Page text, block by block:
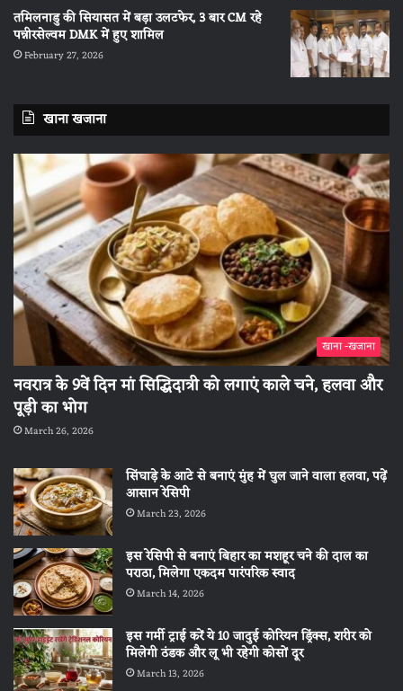
तमिलनाडु की सियासत में बड़ा उलटफेर, 3 बार CM रहे
पन्नीरसेल्वम DMK में हुए शामिल
February 27, 2026
खाना खजाना
खाना -खजाना
नवरात्र के 9वें दिन मां सिद्धिदात्री को लगाएं काले चने, हलवा और
पूड़ी का भोग
March 26, 2026
सिंघाड़े के आटे से बनाएं मुंह में घुल जाने वाला हलवा, पढ़ें
आसान रेसिपी
March 23, 2026
इस रेसिपी से बनाएं बिहार का मशहूर चने की दाल का
पराठा, मिलेगा एकदम पारंपरिक स्वाद
March 14, 2026
इस गर्मी ट्राई करें ये 10 जादुई कोरियन ड्रिंक्स, शरीर को
मिलेगी ठंडक और लू भी रहेगी कोसों दूर
March 13, 2026